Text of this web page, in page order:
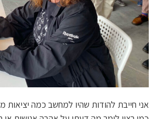
אני חייבת להודות שהיו למחשב כמה